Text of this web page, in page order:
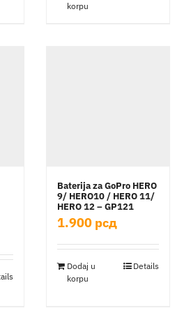
korpu
Baterija za GoPro HERO
9/ HERO10 / HERO 11/
HERO 12 – GP121
1.900 рсд
Dodaj u
korpu
Details